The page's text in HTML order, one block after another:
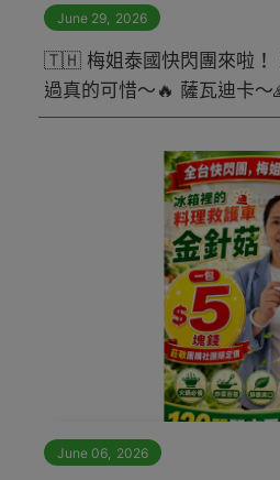
June 29, 2026
🇹🇭 梅姐泰國快閃團來啦！
過真的可惜～🔥 薩瓦迪卡～
June 06 2026